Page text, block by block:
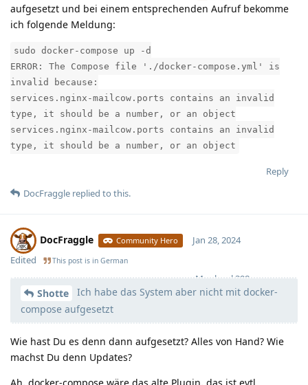
aufgesetzt und bei einem entsprechenden Aufruf bekomme
ich folgende Meldung:
sudo docker-compose up -d
ERROR: The Compose file './docker-compose.yml' is
invalid because:
services.nginx-mailcow.ports contains an invalid
type, it should be a number, or an object
services.nginx-mailcow.ports contains an invalid
type, it should be a number, or an object
Reply
DocFraggle replied to this.
DocFraggle Community Hero
Moolevel 398
Jan 28, 2024
Edited
This post is in German
Shotte
Ich habe das System aber nicht mit docker-
compose aufgesetzt
Wie hast Du es denn dann aufgesetzt? Alles von Hand? Wie
machst Du denn Updates?
Ah, docker-compose wäre das alte Plugin, das ist evtl